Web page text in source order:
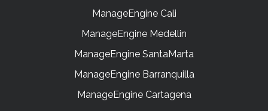
ManageEngine Cali
ManageEngine Medellin
ManageEngine SantaMarta
ManageEngine Barranquilla
ManageEngine Cartagena